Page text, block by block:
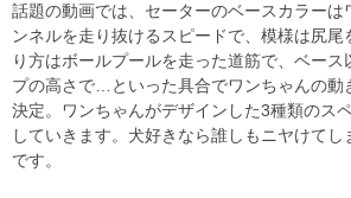
話題の動画では、セーターのベースカラーは
ンネルを走り抜けるスピードで、模様は尻尾
り方はボールプールを走った道筋で、ベース
プの高さで…といった具合でワンちゃんの動
決定。ワンちゃんがデザインした3種類のス
していきます。犬好きなら誰しもニヤけてし
です。